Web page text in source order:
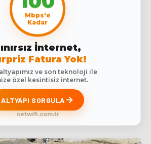
Mbps'e
Kadar
İnternet,
Fatura Yok!
ve son teknoloji ile
özel kesintisiz internet.
ALTYAPI SORGULA
netwifi.com.tr